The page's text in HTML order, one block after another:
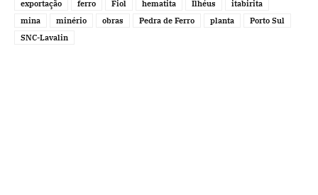
exportação ferro Fiol hematita Ilhéus
itabirita
mina
minério obras Pedra de Ferro planta
Porto Sul
SNC-Lavalin